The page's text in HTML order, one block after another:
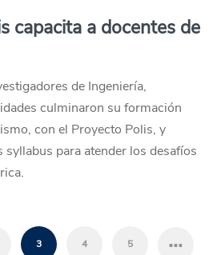
capacita a docentes de
de Ingeniería,
culminaron su formación
con el Proyecto Polis, y
para atender los desafíos
3 4 5 …